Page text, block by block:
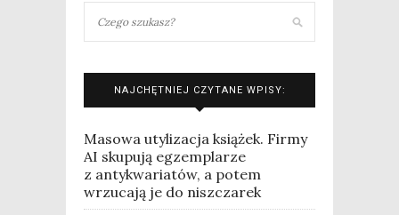
NAJCHĘTNIEJ CZYTANE WPISY:
Masowa utylizacja książek. Firmy
AI skupują egzemplarze
z antykwariatów, a potem
wrzucają je do niszczarek